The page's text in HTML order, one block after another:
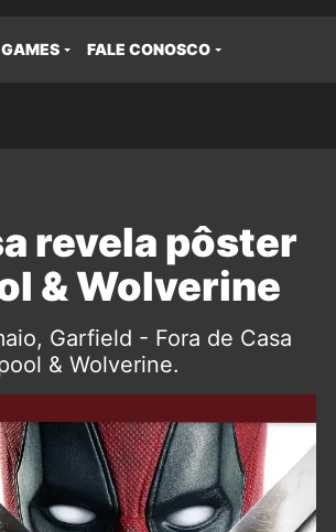
GAMES FALE CONOSCO
revela pôster
& Wolverine
Garfield - Fora de Casa
& Wolverine.